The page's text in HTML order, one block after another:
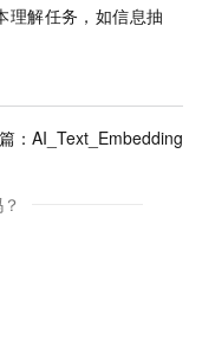
理解任务，如信息抽
： AI_Text_Embedding